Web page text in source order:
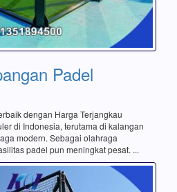
Padel
dengan Harga Terjangkau
di Indonesia, terutama di kalangan
modern. Sebagai olahraga
padel pun meningkat pesat. ...